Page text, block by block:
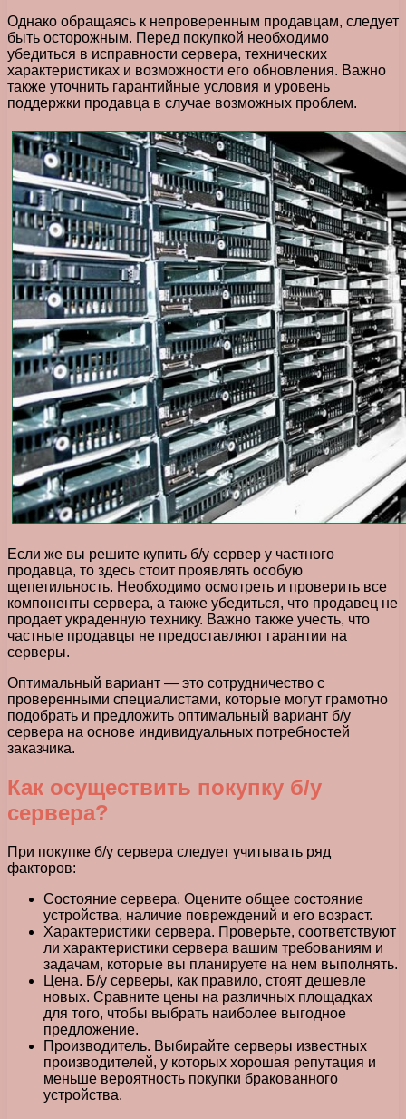
Однако обращаясь к непроверенным продавцам, следует
быть осторожным. Перед покупкой необходимо
убедиться в исправности сервера, технических
характеристиках и возможности его обновления. Важно
также уточнить гарантийные условия и уровень
поддержки продавца в случае возможных проблем.
Если же вы решите купить б/у сервер у частного
продавца, то здесь стоит проявлять особую
щепетильность. Необходимо осмотреть и проверить все
компоненты сервера, а также убедиться, что продавец не
продает украденную технику. Важно также учесть, что
частные продавцы не предоставляют гарантии на
серверы.
Оптимальный вариант — это сотрудничество с
проверенными специалистами, которые могут грамотно
подобрать и предложить оптимальный вариант б/у
сервера на основе индивидуальных потребностей
заказчика.
Как осуществить покупку б/у
сервера?
При покупке б/у сервера следует учитывать ряд
факторов:
Состояние сервера. Оцените общее состояние
устройства, наличие повреждений и его возраст.
Характеристики сервера. Проверьте, соответствуют
ли характеристики сервера вашим требованиям и
задачам, которые вы планируете на нем выполнять.
Цена. Б/у серверы, как правило, стоят дешевле
новых. Сравните цены на различных площадках
для того, чтобы выбрать наиболее выгодное
предложение.
Производитель. Выбирайте серверы известных
производителей, у которых хорошая репутация и
меньше вероятность покупки бракованного
устройства.